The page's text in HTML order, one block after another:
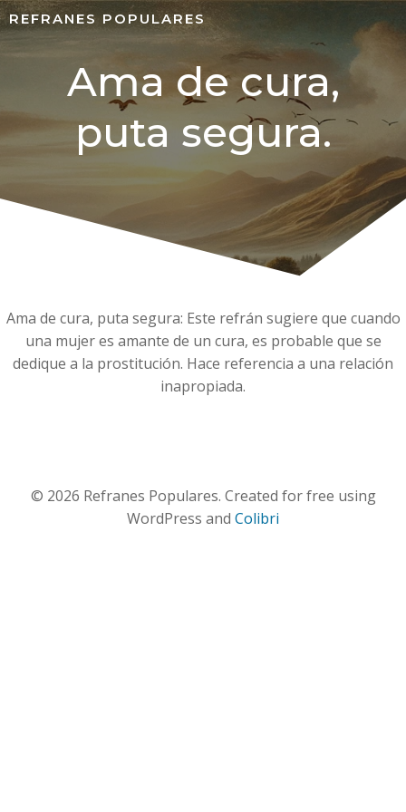
REFRANES POPULARES
Ama de cura,
puta segura.
Ama de cura, puta segura: Este refrán sugiere que cuando
una mujer es amante de un cura, es probable que se
dedique a la prostitución. Hace referencia a una relación
inapropiada.
© 2026 Refranes Populares. Created for free using
WordPress and Colibri